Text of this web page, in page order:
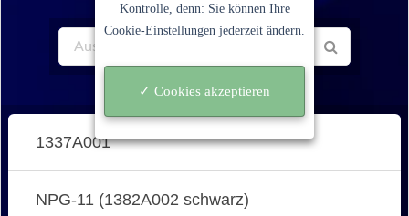
1337A001
NPG-11 (1382A002 schwarz)
Kontrolle, denn: Sie können Ihre
Cookie-Einstellungen jederzeit ändern.
✓ Cookies akzeptieren